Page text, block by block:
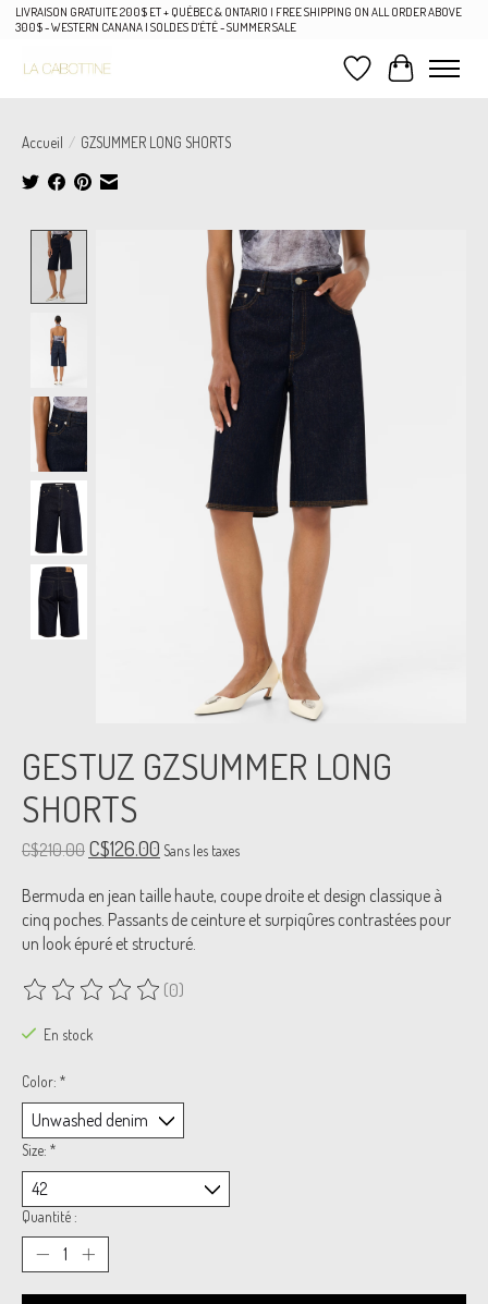
LIVRAISON GRATUITE 200$ ET + QUÉBEC & ONTARIO | FREE SHIPPING ON ALL ORDER ABOVE
300$ - WESTERN CANANA | SOLDES D'ÉTÉ - SUMMER SALE
Liste de souhaits
Panier
Accueil / GZSUMMER LONG SHORTS
Product image slideshow Items
GESTUZ GZSUMMER LONG
SHORTS
C$210.00 C$126.00 Sans les taxes
Bermuda en jean taille haute, coupe droite et design classique à
cinq poches. Passants de ceinture et surpiqûres contrastées pour
un look épuré et structuré.
Ce produit est évalué à0
(0)
En stock
Color: *
Size: *
Quantité :